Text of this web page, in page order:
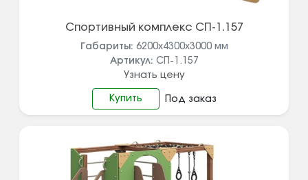
Спортивный комплекс СП-1.157
Габариты: 6200х4300х3000 мм
Артикул: СП-1.157
Узнать цену
Купить Под заказ